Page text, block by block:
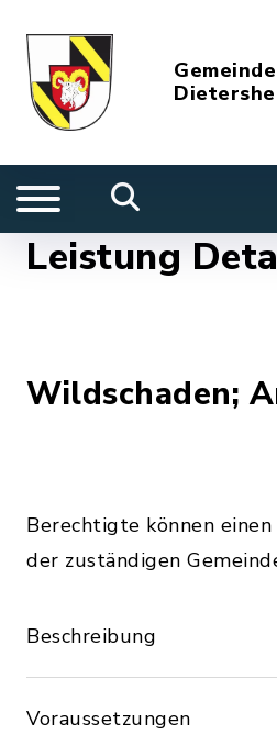
Gemeinde
Leistung
Wildschaden;
Berechtigte können
der zuständigen
Beschreibung
Voraussetzungen